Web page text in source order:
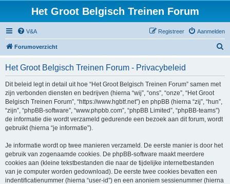
Het Groot Belgisch Treinen Forum
V&A Aanmelden
Registreer
Forumoverzicht
Het Groot Belgisch Treinen Forum - Privacybeleid
Dit beleid legt in detail uit hoe “Het Groot Belgisch Treinen Forum” samen met
zijn verbonden diensten en bedrijven (hierna “wij”, “ons”, “onze”, “Het Groot
Belgisch Treinen Forum”, “https://www.hgbtf.net”) en phpBB (hierna “zij”, “hun”,
“zijn”, “phpBB-software”, “www.phpbb.com”, “phpBB Limited”, “phpBB-teams”)
de informatie die wordt verzameld gedurende een bezoek aan dit forum, wordt
gebruikt (hierna “je informatie”).
Je informatie wordt op twee manieren verzameld. De eerste manier is door het
gebruik van zogenaamde cookies. De phpBB-software maakt meerdere
cookies aan (kleine tekstbestanden die naar de tijdelijke internetbestanden
van je computer worden gedownload). De eerste twee cookies bevatten een
indentificatienummer (hierna “user-id”) en een anoniem sessienummer (hierna